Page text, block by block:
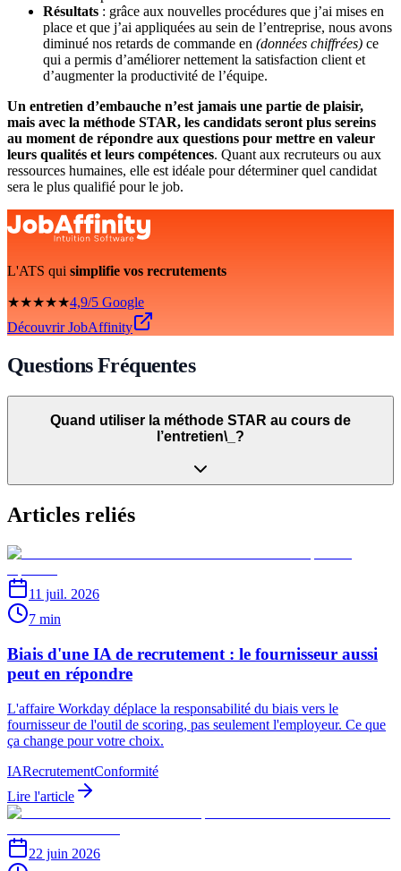
Résultats : grâce aux nouvelles procédures que j’ai mises en
place et que j’ai appliquées au sein de l’entreprise, nous avons
diminué nos retards de commande en (données chiffrées) ce
qui a permis d’améliorer nettement la satisfaction client et
d’augmenter la productivité de l’équipe.
Un entretien d’embauche n’est jamais une partie de plaisir,
mais avec la méthode STAR, les candidats seront plus sereins
au moment de répondre aux questions pour mettre en valeur
leurs qualités et leurs compétences. Quant aux recruteurs ou aux
ressources humaines, elle est idéale pour déterminer quel candidat
sera le plus qualifié pour le job.
L'ATS qui simplifie vos recrutements
★★★★★4,9/5 Google
Découvrir JobAffinity
Questions Fréquentes
Quand utiliser la méthode STAR au cours de
l’entretien\_?
Articles reliés
11 juil. 2026
7 min
Biais d'une IA de recrutement : le fournisseur aussi
peut en répondre
L'affaire Workday déplace la responsabilité du biais vers le
fournisseur de l'outil de scoring, pas seulement l'employeur. Ce que
ça change pour votre choix.
IARecrutementConformité
Lire l'article
22 juin 2026